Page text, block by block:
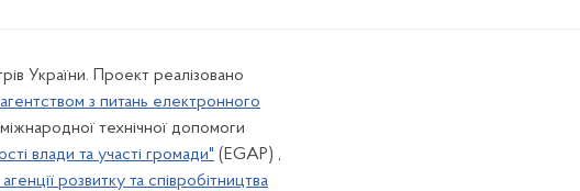
України. Проект реалізовано
з питань електронного
технічної допомоги
влади та участі громади" (EGAP) ,
розвитку та співробітництва